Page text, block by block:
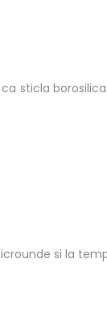
sticla
si la